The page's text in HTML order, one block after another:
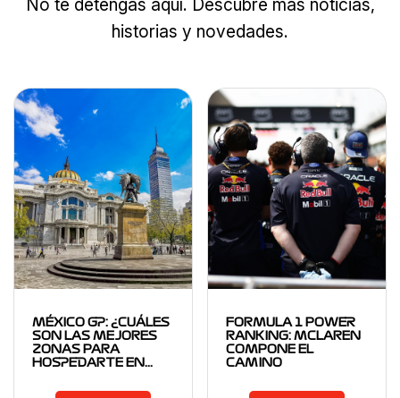
historias y novedades.
MÉXICO GP: ¿CUÁLES
SON LAS MEJORES
ZONAS PARA
HOSPEDARTE EN…
FORMULA 1 POWER
RANKING: MCLAREN
COMPONE EL
CAMINO